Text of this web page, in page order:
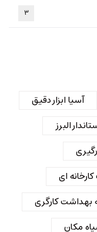
۳
آسیا ابزار دقیق
البرز
ای
بهداشت کارگری
مکان